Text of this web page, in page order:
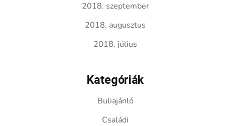
2018. szeptember
2018. augusztus
2018. július
Kategóriák
Buliajánló
Családi